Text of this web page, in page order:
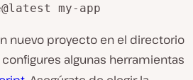
my-app
nuevo proyecto en el directorio
algunas herramientas